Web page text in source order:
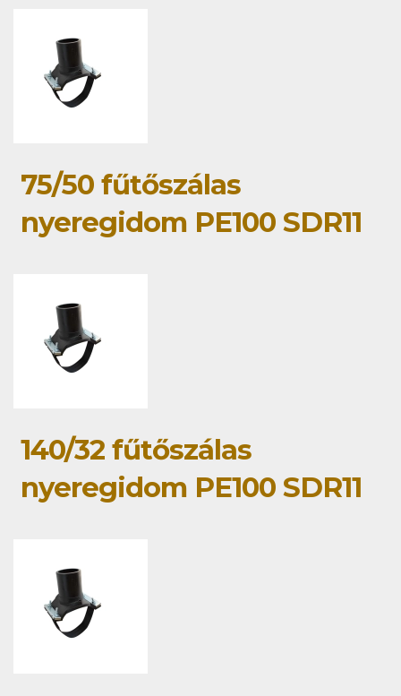
75/50 fűtőszálas
nyeregidom PE100 SDR11
140/32 fűtőszálas
nyeregidom PE100 SDR11